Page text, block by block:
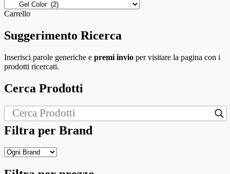
Carrello
Suggerimento Ricerca
Inserisci parole generiche e premi invio per visitare la pagina con i
prodotti ricercati.
Cerca Prodotti
Filtra per Brand